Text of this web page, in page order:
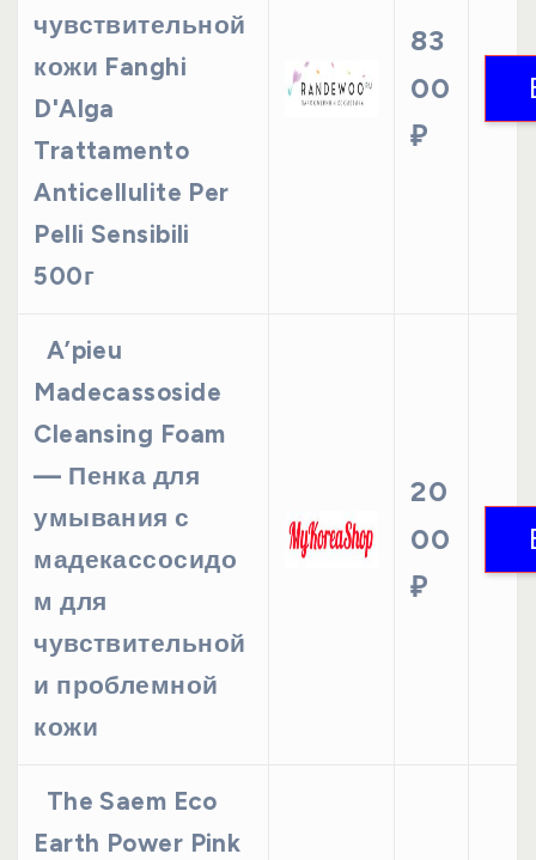
чувствительной
кожи Fanghi
D'Alga
Trattamento
Anticellulite Per
Pelli Sensibili
500г
83
00
₽
A’pieu
Madecassoside
Cleansing Foam
— Пенка для
умывания с
мадекассосидо
м для
чувствительной
и проблемной
кожи
20
00
₽
The Saem Eco
Earth Power Pink